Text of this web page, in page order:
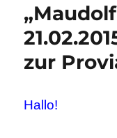
zur
Hallo!